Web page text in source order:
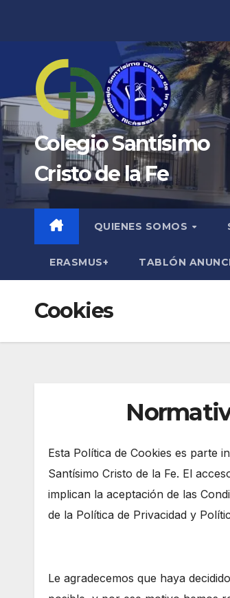
Colegio Santísimo
Cristo de la Fe
QUIENES SOMOS
ERASMUS+ TABLÓN
Cookies
Esta Política de Cookies es parte
Santísimo Cristo de la Fe. El
implican la aceptación de las
de la Política de Privacidad y
Le agradecemos que haya